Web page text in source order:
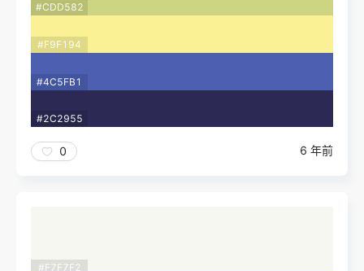
#CDD582
#F9F194
#4C5FB1
#2C2955
0 6 年前
#F7F7F2